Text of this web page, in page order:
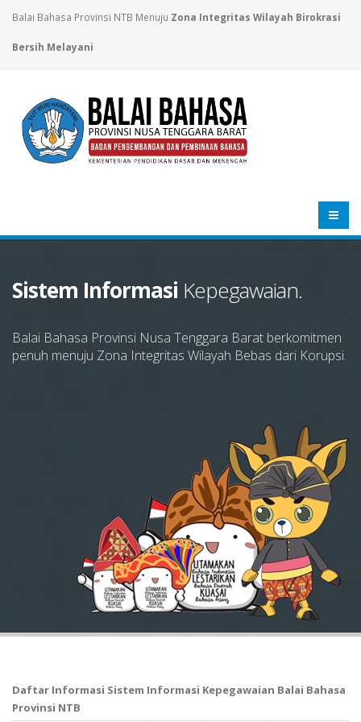
Balai Bahasa Provinsi NTB Menuju Zona Integritas Wilayah Birokrasi
Bersih Melayani
Sistem Informasi Kepegawaian.
Balai Bahasa Provinsi Nusa Tenggara Barat berkomitmen
penuh menuju Zona Integritas Wilayah Bebas dari Korupsi.
Daftar Informasi Sistem Informasi Kepegawaian Balai Bahasa
Provinsi NTB